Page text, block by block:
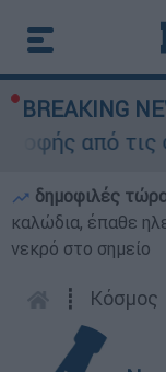
BREAKING
από τις
δημοφιλές
καλώδια, έπαθε
νεκρό στο σημείο
┋ Κόσμος